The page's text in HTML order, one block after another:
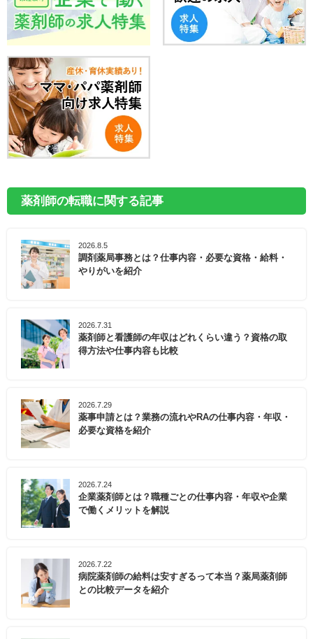
薬剤師の転職に関する記事
2026.8.5
調剤薬局事務とは？仕事内容・必要な資格・給料・
やりがいを紹介
2026.7.31
薬剤師と看護師の年収はどれくらい違う？資格の取
得方法や仕事内容も比較
2026.7.29
薬事申請とは？業務の流れやRAの仕事内容・年収・
必要な資格を紹介
2026.7.24
企業薬剤師とは？職種ごとの仕事内容・年収や企業
で働くメリットを解説
2026.7.22
病院薬剤師の給料は安すぎるって本当？薬局薬剤師
との比較データを紹介